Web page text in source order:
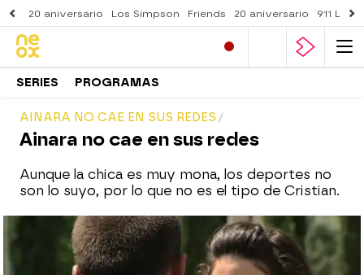
20 aniversario Los Simpson Friends 20 aniversario 911
SERIES PROGRAMAS
AINARA NO CAE EN SUS REDES
Ainara no cae en sus redes
Aunque la chica es muy mona, los deportes no
son lo suyo, por lo que no es el tipo de Cristian.